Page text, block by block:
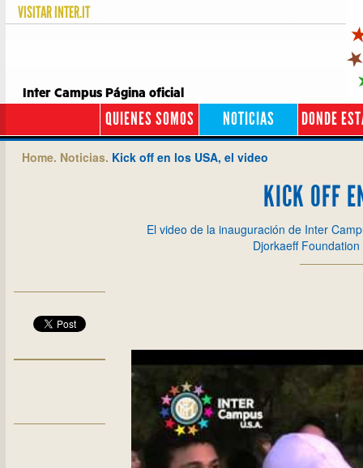
VISITARINTER.IT
Inter Campus Página oficial
QUIENES SOMOS NOTICIAS DONDE
Home. Noticias. Kick off en los USA, el video
KICK OFF
El video de la inauguración de Inter
Djorkaeff